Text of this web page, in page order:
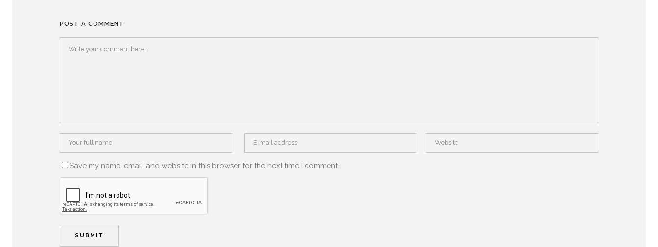
POST A COMMENT
Save my name, email, and website in this browser for the next time I comment.